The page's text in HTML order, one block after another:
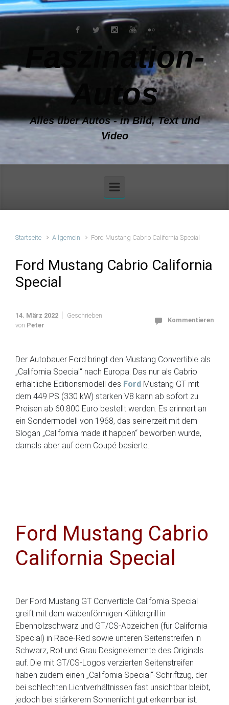
Zum Hauptinhalt springen
Faszination-
Autos
Alles über Autos - in Bild, Text und
Video
Startseite Allgemein Ford Mustang Cabrio California Special
Ford Mustang Cabrio California
Special
14. März 2022
Geschrieben
von Peter
Kommentieren
Der Autobauer Ford bringt den Mustang Convertible als
„California Special“ nach Europa. Das nur als Cabrio
erhältliche Editionsmodell des Ford Mustang GT mit
dem 449 PS (330 kW) starken V8 kann ab sofort zu
Preisen ab 60.800 Euro bestellt werden. Es erinnert an
ein Sondermodell von 1968, das seinerzeit mit dem
Slogan „California made it happen“ beworben wurde,
damals aber auf dem Coupé basierte.
Ford Mustang Cabrio
California Special
Der Ford Mustang GT Convertible California Special
greift mit dem wabenförmigen Kühlergrill in
Ebenholzschwarz und GT/CS-Abzeichen (für California
Special) in Race-Red sowie unteren Seitenstreifen in
Schwarz, Rot und Grau Designelemente des Originals
auf. Die mit GT/CS-Logos verzierten Seitenstreifen
haben zudem einen „California Special“-Schriftzug, der
bei schlechten Lichtverhältnissen fast unsichtbar bleibt,
jedoch bei stärkerem Sonnenlicht gut erkennbar ist.